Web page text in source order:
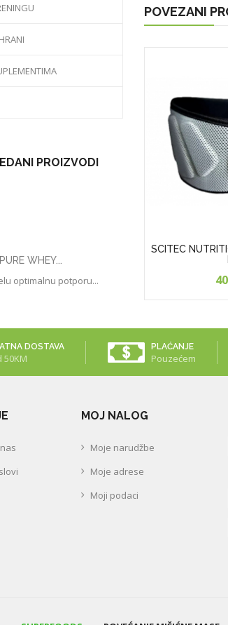
PROIZVODI
WHEY...
optimalnu potporu...
POVEZANI
Vitamin D3 50 Mcg
(2000 IU)
25,00KM
SCITEC
DOSTAVA
50KM
PLAĆANJE
Pouzećem
MOJ NALOG
Moje narudžbe
Moje adrese
Moji podaci